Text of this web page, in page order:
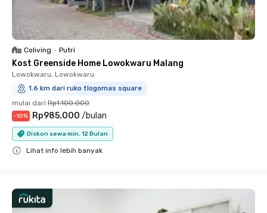
Coliving • Putri
Kost Greenside Home Lowokwaru Malang
Lowokwaru, Lowokwaru
1.6 km dari ruko tlogomas square
mulai dari Rp1.100.000
-10% Rp985.000 /bulan
Diskon sewa min. 12 Bulan
Lihat info lebih banyak